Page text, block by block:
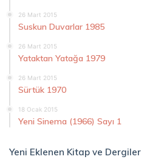
26 Mart 2015
Suskun Duvarlar 1985
26 Mart 2015
Yataktan Yatağa 1979
26 Mart 2015
Sürtük 1970
18 Ocak 2015
Yeni Sinema (1966) Sayı 1
Yeni Eklenen Kitap ve Dergiler